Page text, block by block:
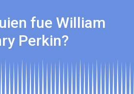
fue William
Perkin?